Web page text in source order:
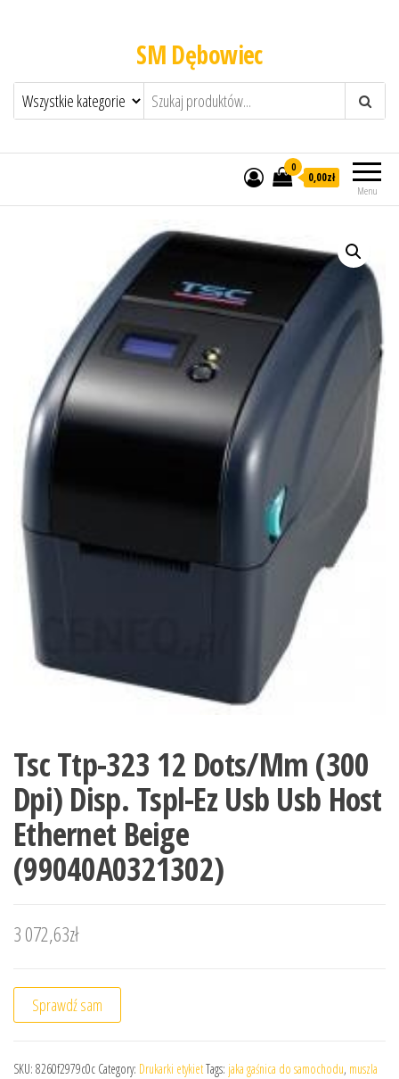
SM Dębowiec
Menu
0
0,00zł
Tsc Ttp-323 12 Dots/Mm (300
Dpi) Disp. Tspl-Ez Usb Usb Host
Ethernet Beige
(99040A0321302)
3 072,63zł
Sprawdź sam
SKU: 8260f2979c0c Category: Drukarki etykietTags: jaka gaśnica do samochodu, muszla